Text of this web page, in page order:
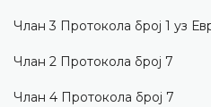
Члан 3 Протокола број 1 уз
Члан 2 Протокола број 7
Члан 4 Протокола број 7